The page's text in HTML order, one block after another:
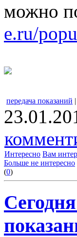
можно
e.ru/
передача показаний |
Интересно Вам
Больше не интересно
(0)